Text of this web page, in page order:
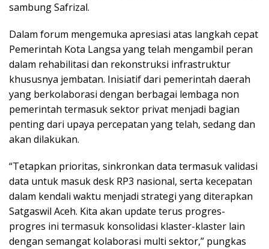
sambung Safrizal.
Dalam forum mengemuka apresiasi atas langkah cepat
Pemerintah Kota Langsa yang telah mengambil peran
dalam rehabilitasi dan rekonstruksi infrastruktur
khususnya jembatan. Inisiatif dari pemerintah daerah
yang berkolaborasi dengan berbagai lembaga non
pemerintah termasuk sektor privat menjadi bagian
penting dari upaya percepatan yang telah, sedang dan
akan dilakukan.
“Tetapkan prioritas, sinkronkan data termasuk validasi
data untuk masuk desk RP3 nasional, serta kecepatan
dalam kendali waktu menjadi strategi yang diterapkan
Satgaswil Aceh. Kita akan update terus progres-
progres ini termasuk konsolidasi klaster-klaster lain
dengan semangat kolaborasi multi sektor,” pungkas